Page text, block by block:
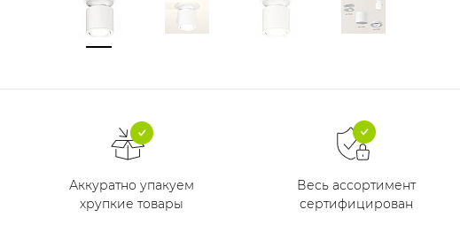
Аккуратно упакуем
хрупкие товары
Весь ассортимент
сертифицирован